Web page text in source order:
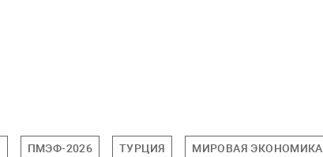
ПМЭФ-2026 ТУРЦИЯ МИРОВАЯ ЭКОНОМИКА